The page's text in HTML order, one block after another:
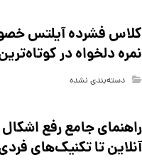
کلاس فشرده آیلتس
نمره دلخواه در
دسته‌بندی نشده
راهنمای جامع رفع
آنلاین تا تکنیک‌های